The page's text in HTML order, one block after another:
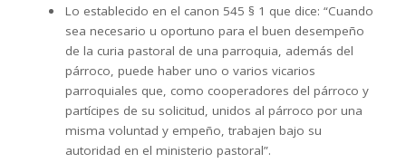
Lo establecido en el canon 545 § 1 que dice: “Cuando
sea necesario u oportuno para el buen desempeño
de la curia pastoral de una parroquia, además del
párroco, puede haber uno o varios vicarios
parroquiales que, como cooperadores del párroco y
partícipes de su solicitud, unidos al párroco por una
misma voluntad y empeño, trabajen bajo su
autoridad en el ministerio pastoral”.